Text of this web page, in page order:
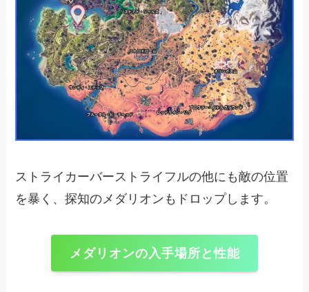
ストライカーバーストライフルの他にも敵の位置
を暴く、探知のメダリオンもドロップします。
メダリオンの入手場所と性能